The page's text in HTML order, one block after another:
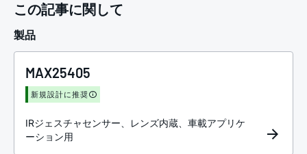
この記事に関して
製品
MAX25405
新規設計に推奨
IRジェスチャセンサー、レンズ内蔵、車載アプリケ
ーション用